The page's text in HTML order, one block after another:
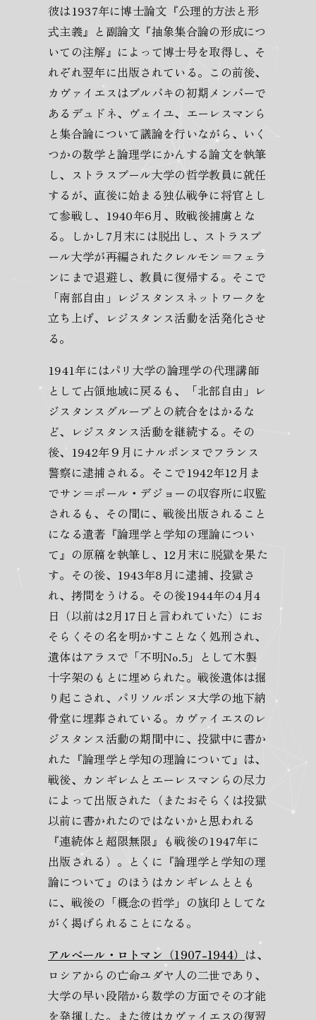
彼は1937年に博士論文『公理的方法と形
式主義』と副論文『抽象集合論の形成につ
いての注解』によって博士号を取得し、そ
れぞれ翌年に出版されている。この前後、
カヴァイエスはブルバキの初期メンバーで
あるデュドネ、ヴェイユ、エーレスマンら
と集合論について議論を行いながら、いく
つかの数学と論理学にかんする論文を執筆
し、ストラスブール大学の哲学教員に就任
するが、直後に始まる独仏戦争に将官とし
て参戦し、1940年6月、敗戦後捕虜とな
る。しかし7月末には脱出し、ストラスブ
ール大学が再編されたクレルモン＝フェラ
ンにまで退避し、教員に復帰する。そこで
「南部自由」レジスタンスネットワークを
立ち上げ、レジスタンス活動を活発化させ
る。
1941年にはパリ大学の論理学の代理講師
として占領地域に戻るも、「北部自由」レ
ジスタンスグループとの統合をはかるな
ど、レジスタンス活動を継続する。その
後、1942年９月にナルボンヌでフランス
警察に逮捕される。そこで1942年12月ま
でサン＝ポール・デジョーの収容所に収監
されるも、その間に、戦後出版されること
になる遺著『論理学と学知の理論につい
て』の原稿を執筆し、12月末に脱獄を果た
す。その後、1943年8月に逮捕、投獄さ
れ、拷問をうける。その後1944年の4月4
日（以前は2月17日と言われていた）にお
そらくその名を明かすことなく処刑され、
遺体はアラスで「不明No.5」として木製
十字架のもとに埋められた。戦後遺体は掘
り起こされ、パリソルボンヌ大学の地下納
骨堂に埋葬されている。カヴァイエスのレ
ジスタンス活動の期間中に、投獄中に書か
れた『論理学と学知の理論について』は、
戦後、カンギレムとエーレスマンらの尽力
によって出版された（またおそらくは投獄
以前に書かれたのではないかと思われる
『連続体と超限無限』も戦後の1947年に
出版される）。とくに『論理学と学知の理
論について』のほうはカンギレムととも
に、戦後の「概念の哲学」の旗印としてな
がく掲げられることになる。
アルベール・ロトマン（1907-1944） は、
ロシアからの亡命ユダヤ人の二世であり、
大学の早い段階から数学の方面でその才能
を発揮した。また彼はカヴァイエスの復習